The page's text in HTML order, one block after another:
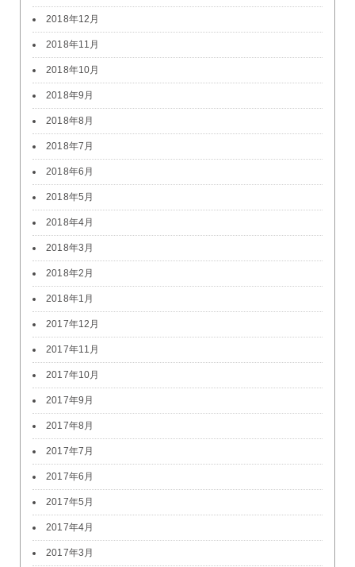
2018年12月
2018年11月
2018年10月
2018年9月
2018年8月
2018年7月
2018年6月
2018年5月
2018年4月
2018年3月
2018年2月
2018年1月
2017年12月
2017年11月
2017年10月
2017年9月
2017年8月
2017年7月
2017年6月
2017年5月
2017年4月
2017年3月